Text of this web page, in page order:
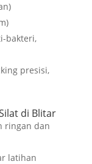
bakteri,
presisi,
di Blitar
ringan dan
latihan